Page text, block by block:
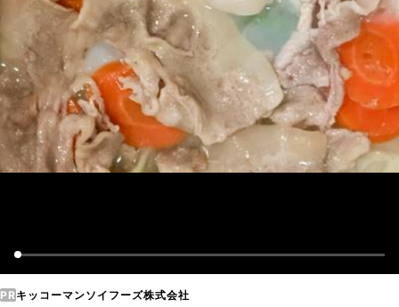
PRキッコーマンソイフーズ株式会社